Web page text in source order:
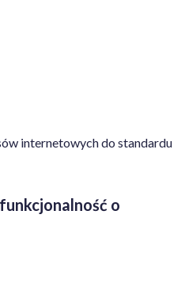
internetowych do standardu
o